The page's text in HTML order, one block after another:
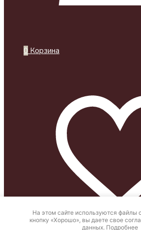
0 Корзина
На этом сайте используются
кнопку «Хорошо», вы даете свое
данных. Подробнее